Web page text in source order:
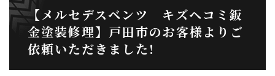
【メルセデスベンツ キズヘコミ鈑
金塗装修理】戸田市のお客様よりご
依頼いただきました!